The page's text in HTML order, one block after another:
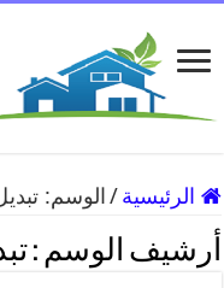
الرئيسية / الوسم:
أرشيف الوسم :